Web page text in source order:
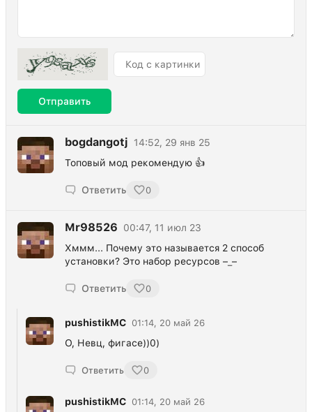
Отправить
bogdangotj
14:52, 29 янв 25
Топовый мод рекомендую 👍
Ответить 0
Mr98526
00:47, 11 июл 23
Хммм... Почему это называется 2 способ
установки? Это набор ресурсов –_–
Ответить 0
pushistikMC 01:14, 20 май 26
О, Невц, фигасе))0)
Ответить 0
pushistikMC 01:14, 20 май 26